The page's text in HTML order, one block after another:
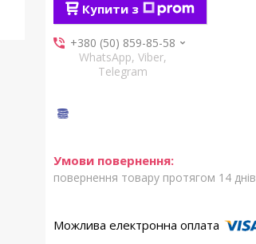
Купити з
+380 (50) 859-85-58
WhatsApp, Viber,
Telegram
повернення товару протягом 14 днів